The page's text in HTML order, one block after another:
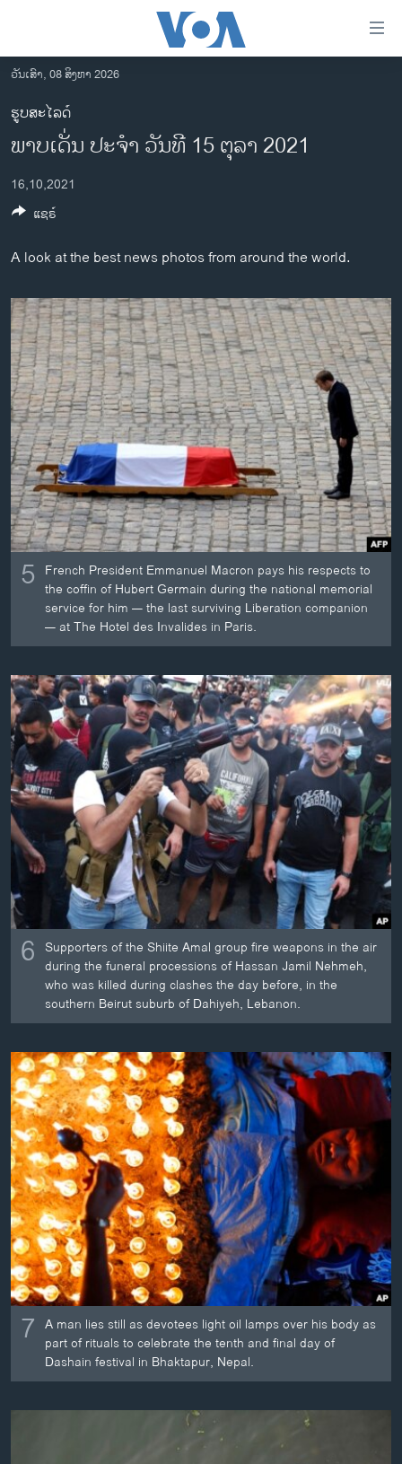
ເຂົ້າ
ຫາ
ຂ້າມ
ຂ້າມ
ໄປ
ຫາ
ຄົ້ນ
ລາວ
ອາເມຣິກາ
ການເລືອກຕັ້ງ ປະທານາທີບໍດີ ສະຫະລັດ 2024
ຂ່າວ​ຈີນ
ໂລກ
ອິດສະຫຼະພາບດ້ານການຂ່າວ
ຊີວິດຊາວລາວ
ຊຸມຊົນຊາວລາວ
ວິທະຍາສາດ-ເທັກໂນໂລຈີ
ທຸລະກິດ
ພາສາອັງກິດ
ວີດີໂອ
ສຽງ
ລາຍການກະຈາຍສຽງ
ລາຍງານ
ຕິດຕາມພວກເຮົາ ທີ່
ພາສາຕ່າງໆ
ວັນເສົາ, 08 ສິງຫາ 2026
ຮູບສະໄລດ໌
ພາບເດັ່ນ ປະຈຳ ວັນທີ 15 ຕຸລາ 2021
16,10,2021
A look at the best news photos from around the world.
5 French President Emmanuel Macron pays his respects to
the coffin of Hubert Germain during the national memorial
service for him — the last surviving Liberation companion
— at The Hotel des Invalides in Paris.
6 Supporters of the Shiite Amal group fire weapons in the air
during the funeral processions of Hassan Jamil Nehmeh,
who was killed during clashes the day before, in the
southern Beirut suburb of Dahiyeh, Lebanon.
7 A man lies still as devotees light oil lamps over his body as
part of rituals to celebrate the tenth and final day of
Dashain festival in Bhaktapur, Nepal.
ແຊຣ໌